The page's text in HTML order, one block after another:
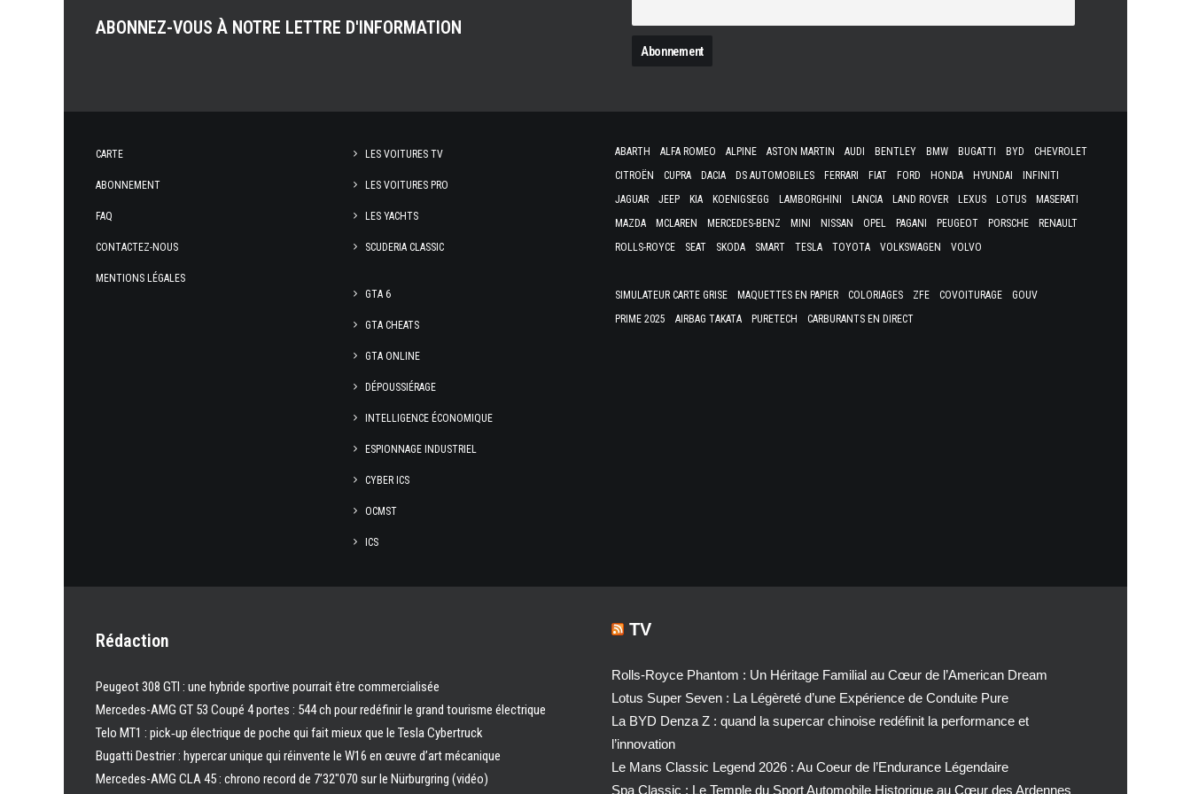
ABONNEZ-VOUS À NOTRE LETTRE D'INFORMATION
CARTE
ABONNEMENT
FAQ
CONTACTEZ-NOUS
MENTIONS LÉGALES
LES VOITURES TV
LES VOITURES PRO
LES YACHTS
SCUDERIA CLASSIC
GTA 6
GTA CHEATS
GTA ONLINE
DÉPOUSSIÉRAGE
INTELLIGENCE ÉCONOMIQUE
ESPIONNAGE INDUSTRIEL
CYBER ICS
OCMST
ICS
ABARTH ALFA ROMEO ALPINE ASTON MARTIN AUDI BENTLEY BMW BUGATTI BYD
CHEVROLET
CITROËN
CUPRA DACIA DS AUTOMOBILES FERRARI FIAT FORD HONDA HYUNDAI
INFINITI
JAGUAR
JEEP KIA KOENIGSEGG LAMBORGHINI LANCIA LAND ROVER LEXUS LOTUS
MASERATI
MAZDA
MCLAREN MERCEDES-BENZ MINI NISSAN OPEL PAGANI PEUGEOT PORSCHE
RENAULT
ROLLS-ROYCE
SEAT SKODA SMART TESLA TOYOTA VOLKSWAGEN VOLVO
SIMULATEUR CARTE GRISE MAQUETTES EN PAPIER COLORIAGES ZFE COVOITURAGE
GOUV
PRIME 2025
AIRBAG TAKATA PURETECH CARBURANTS EN DIRECT
Rédaction
Peugeot 308 GTI : une hybride sportive pourrait être commercialisée
Mercedes-AMG GT 53 Coupé 4 portes : 544 ch pour redéfinir le grand tourisme électrique
Telo MT1 : pick‑up électrique de poche qui fait mieux que le Tesla Cybertruck
Bugatti Destrier : hypercar unique qui réinvente le W16 en œuvre d’art mécanique
Mercedes-AMG CLA 45 : chrono record de 7’32″070 sur le Nürburgring (vidéo)
TV
Rolls-Royce Phantom : Un Héritage Familial au Cœur de l’American Dream
Lotus Super Seven : La Légèreté d’une Expérience de Conduite Pure
La BYD Denza Z : quand la supercar chinoise redéfinit la performance et
l’innovation
Le Mans Classic Legend 2026 : Au Coeur de l’Endurance Légendaire
Spa Classic : Le Temple du Sport Automobile Historique au Cœur des Ardennes